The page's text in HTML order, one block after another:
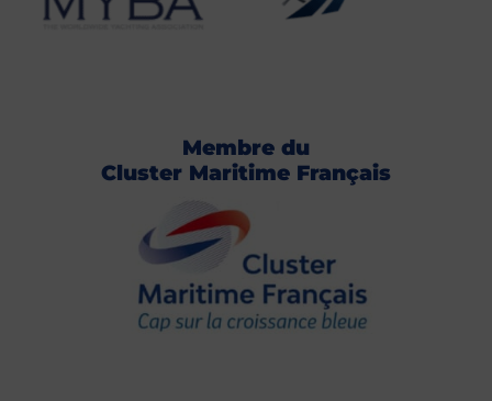
Membre du
Cluster Maritime Français